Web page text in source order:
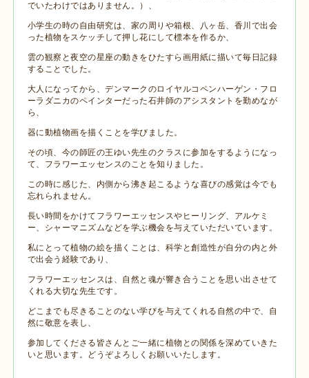
でいたわけではありません。）、
小学生の時の自由研究は、家の周りや箱根、八ヶ岳、香川で出会
った植物をスケッチして押し花にして標本を作るか、
雲の観察と夜空の星座の動きをひたすら画用紙に描いて毎日記録
することでした。
大人になってから、デンマークのロイヤルコペンハーゲン・フロ
ーラダニカのペインターだった石井師のアシスタントを勤めなが
ら、
器に動植物画を描くことを学びました。
その頃、今の師匠の王ゆい先生のクラスに参加をするようになっ
て、フラワーエッセンスのことを知りました。
この時に感じた、内側から沸き起こるような喜びの感覚は今でも
忘れられません。
長い時間をかけてフラワーエッセンスやヒーリング、アルケミ
ー、シャーマニズムなどを学ぶ機会を与えていただいています。
私にとって植物の絵を描くことは、科学と創造性が自分の内と外
で出会う経験であり、
フラワーエッセンスは、自然と魂が響き合うことを思い出させて
くれる大切な先生です。
どこまでも尽きることのない学びを与えてくれる自然の中で、自
然に敬意を表し、
参加してくださる皆さんとご一緒に植物との関係を深めていきた
いと思います。どうぞよろしくお願いいたします。